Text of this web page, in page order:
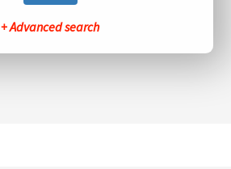
+ Advanced search